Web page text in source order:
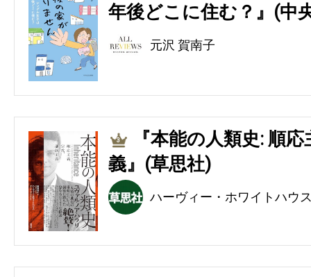
年後どこに住む？』(中
元沢 賀南子
3
『本能の人類史: 順
義』(草思社)
ハーヴィー・ホワイトハウ